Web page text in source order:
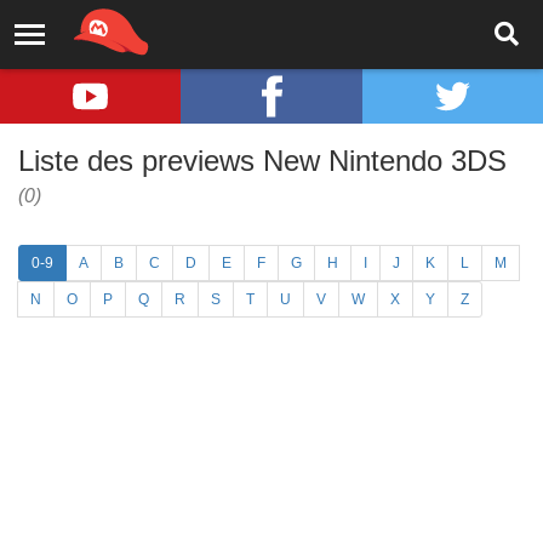
Liste des previews New Nintendo 3DS
(0)
0-9 A B C D E F G H J K L M
N O P Q R S T U V W X Y Z